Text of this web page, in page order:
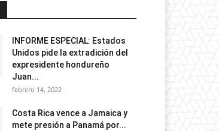
INFORME ESPECIAL: Estados
Unidos pide la extradición del
expresidente hondureño
Juan...
febrero 14, 2022
Costa Rica vence a Jamaica y
mete presión a Panamá por...